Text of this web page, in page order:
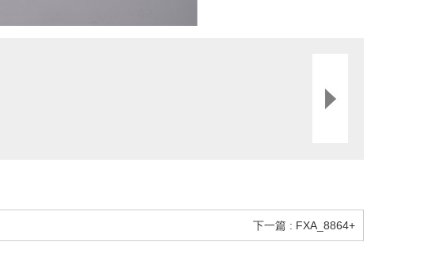
下一篇 : FXA_8864+